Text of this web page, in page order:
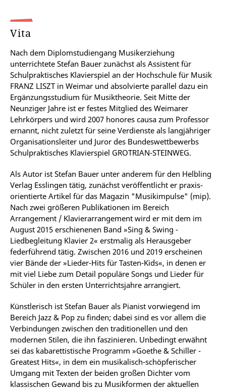
Vita
Nach dem Diplomstudiengang Musikerziehung
unterrichtete Stefan Bauer zunächst als Assistent für
Schulpraktisches Klavierspiel an der Hochschule für Musik
FRANZ LISZT in Weimar und absolvierte parallel dazu ein
Ergänzungsstudium für Musiktheorie. Seit Mitte der
Neunziger Jahre ist er festes Mitglied des Weimarer
Lehrkörpers und wird 2007 honores causa zum Professor
ernannt, nicht zuletzt für seine Verdienste als langjähriger
Organisationsleiter und Juror des Bundeswettbewerbs
Schulpraktisches Klavierspiel GROTRIAN-STEINWEG.
Als Autor ist Stefan Bauer unter anderem für den Helbling
Verlag Esslingen tätig, zunächst veröffentlicht er praxis-
orientierte Artikel für das Magazin "Musikimpulse" (mip).
Nach zwei größeren Publikationen im Bereich
Arrangement / Klavierarrangement wird er mit dem im
August 2015 erschienenen Band »Sing & Swing -
Liedbegleitung Klavier 2« erstmalig als Herausgeber
federführend tätig. Zwischen 2016 und 2019 erscheinen
vier Bände der »Lieder-Hits für Tasten-Kids«, in denen er
mit viel Liebe zum Detail populäre Songs und Lieder für
Schüler in den ersten Unterrichtsjahre arrangiert.
Künstlerisch ist Stefan Bauer als Pianist vorwiegend im
Bereich Jazz & Pop zu finden; dabei sind es vor allem die
Verbindungen zwischen den traditionellen und den
modernen Stilen, die ihn faszinieren. Unbedingt erwähnt
sei das kabarettistische Programm »Goethe & Schiller -
Greatest Hits«, in dem ein musikalisch-schöpferischer
Umgang mit Texten der beiden großen Dichter vom
klassischen Gewand bis zu Musikformen der aktuellen